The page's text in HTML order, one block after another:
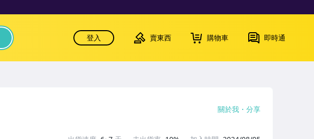
登入 賣東西 購物車 即時通
關於我 分享